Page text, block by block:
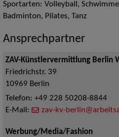
Sportarten: Volleyball,
Badminton, Pilates, Tanz
Ansprechpartner
ZAV-Künstlervermittlung Berlin
Friedrichstr. 39
10969 Berlin
Telefon: +49 228 50208-8844
E-Mail:
zav-kv-
Werbung/Media/Fashion